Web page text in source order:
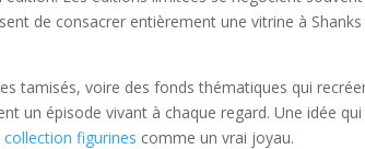
de consacrer entièrement une vitrine à Shanks
tamisés, voire des fonds thématiques qui
un épisode vivant à chaque regard. Une idée qui
collection figurines comme un vrai joyau.